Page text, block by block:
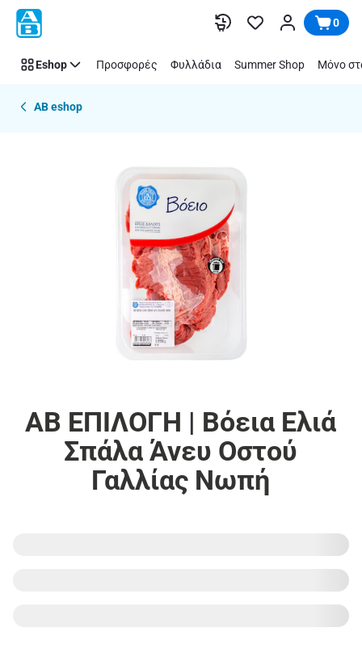
Παράλειψη 0
Eshop Προσφορές Φυλλάδια Summer Shop Μόνο
AB eshop
ΑΒ ΕΠΙΛΟΓΗ | Βόεια Ελιά
Σπάλα Άνευ Οστού
Γαλλίας Νωπή